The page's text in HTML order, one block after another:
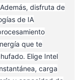
disfruta de
de IA
que te
Elige Intel
carga